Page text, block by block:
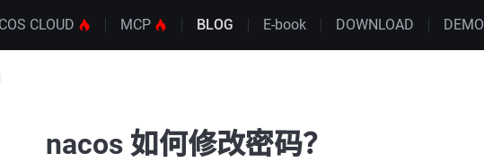
CLOUD MCP BLOG E-book DOWNLOAD DEMO
nacos 如何修改密码？